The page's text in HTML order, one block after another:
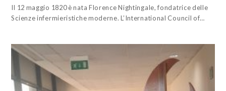
Il 12 maggio 1820 è nata Florence Nightingale, fondatrice delle
Scienze infermieristiche moderne. L’International Council of…